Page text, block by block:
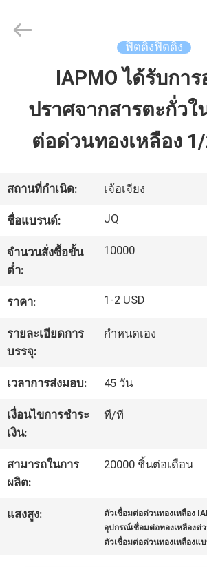
สินค้า
เกี่ยว
กับ
เรา
ทัวร์
โรงงาน
ควบคุม
คุณภาพ
ติดต่อ
JinQuan
Copper
ฟิตติ้งฟิตติ้ง
IAPMO ได้รับกา
ปราศจากสารตะกั่วใ
ต่อด่วนทองเหลือง
สถานที่กำเนิด: เจ้อเจียง
ชื่อแบรนด์: JQ
จำนวนสั่งซื้อขั้น
ต่ำ:
10000
ราคา: 1-2 USD
รายละเอียดการ
บรรจุ:
กำหนดเอง
เวลาการส่งมอบ: 45 วัน
เงื่อนไขการชำระ
เงิน:
ที/ที
สามารถในการ
ผลิต:
20000 ชิ้นต่อเดือน
แสงสูง: ตัวเชื่อมต่อด่วนทองเหลือง
อุปกรณ์เชื่อมต่อทองเหลืองด่
ตัวเชื่อมต่อด่วนทองเหลืองแ